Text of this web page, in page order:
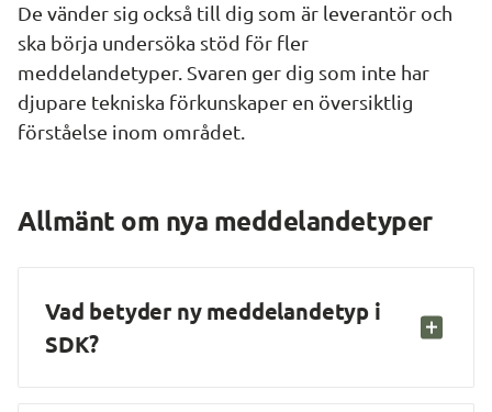
De vänder sig också till dig som är leverantör och
ska börja undersöka stöd för fler
meddelandetyper. Svaren ger dig som inte har
djupare tekniska förkunskaper en översiktlig
förståelse inom området.
Allmänt om nya meddelandetyper
Vad betyder ny meddelandetyp i
SDK?